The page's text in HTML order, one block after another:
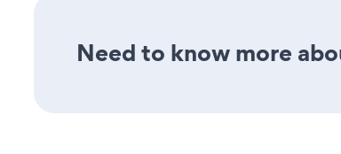
Need to know more